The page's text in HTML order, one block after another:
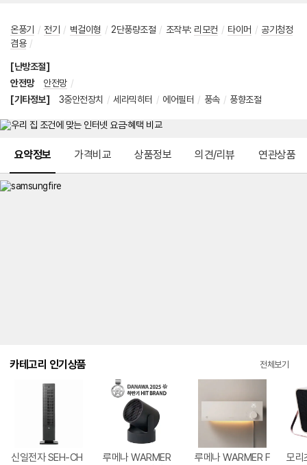
온풍기 / 전기 / 벽걸이형 / 2단풍량조절 / 조작부: 리모컨 / 타이머 / 공기청정
겸용 /
[난방조절]
안전망
안전망 /
[기타정보]
3중안전장치 / 세라믹히터 / 에어필터 / 풍속 / 풍향조절
요약정보 가격비교 상품정보 의견/리뷰 연관상품
카테고리 인기상품 전체보기
신일전자 SEH-CH
루메나 WARMER
루메나 WARMER F
모